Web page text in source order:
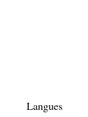
Langues